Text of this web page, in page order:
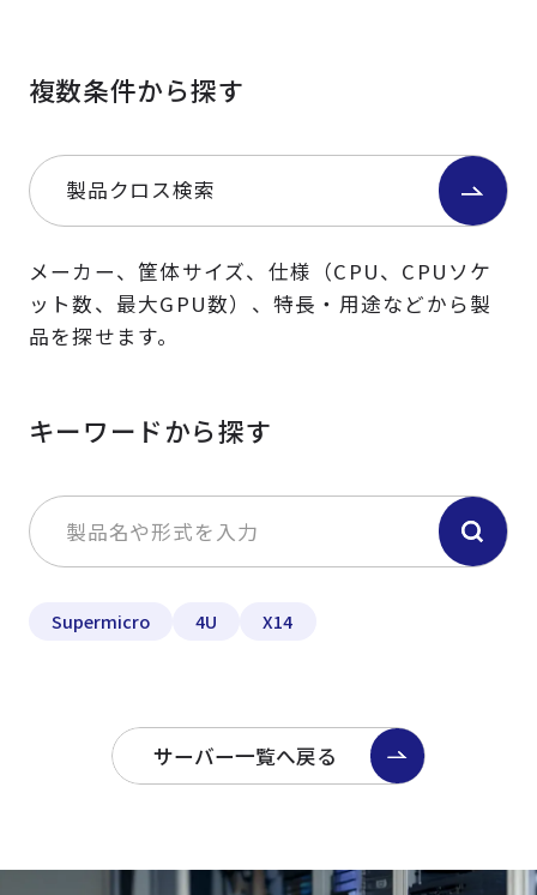
複数条件から探す
製品クロス検索
メーカー、筐体サイズ、仕様（CPU、CPUソケ
ット数、最大GPU数）、特長・用途などから製
品を探せます。
キーワードから探す
Supermicro 4U X14
サーバー一覧へ戻る